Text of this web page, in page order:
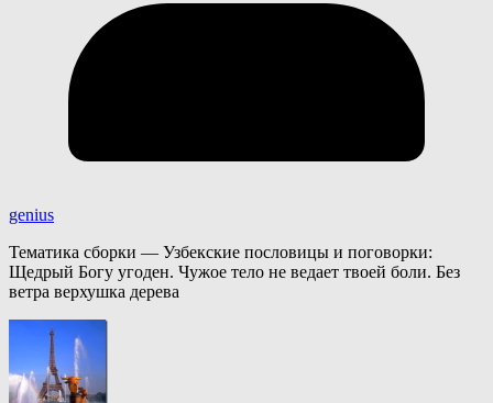
genius
Тематика сборки — Узбекские пословицы и поговорки:
Щедрый Богу угоден. Чужое тело не ведает твоей боли. Без
ветра верхушка дерева